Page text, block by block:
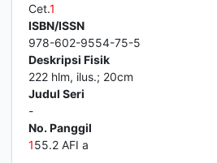
Cet.1
ISBN/ISSN
978-602-9554-75-5
Deskripsi Fisik
222 hlm, ilus.; 20cm
Judul Seri
-
No. Panggil
155.2 AFI a